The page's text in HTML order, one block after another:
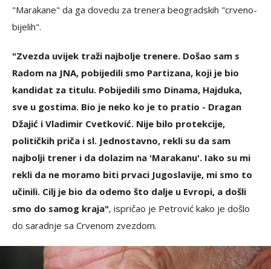
"Marakane" da ga dovedu za trenera beogradskih "crveno-
bijelih".
"Zvezda uvijek traži najbolje trenere. Došao sam s
Radom na JNA, pobijedili smo Partizana, koji je bio
kandidat za titulu. Pobijedili smo Dinama, Hajduka,
sve u gostima. Bio je neko ko je to pratio - Dragan
Džajić i Vladimir Cvetković. Nije bilo protekcije,
političkih priča i sl. Jednostavno, rekli su da sam
najbolji trener i da dolazim na 'Marakanu'. Iako su mi
rekli da ne moramo biti prvaci Jugoslavije, mi smo to
učinili. Cilj je bio da odemo što dalje u Evropi, a došli
smo do samog kraja", ispričao je Petrović kako je došlo
do saradnje sa Crvenom zvezdom.